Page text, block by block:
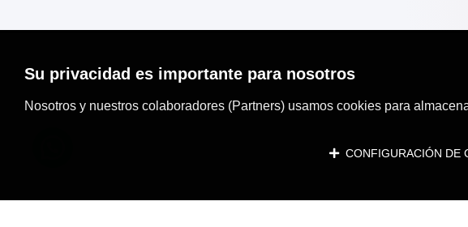
Su privacidad es importante para nosotros
Nosotros y nuestros colaboradores (Partners) usamos cookies para
CONFIGURACIÓN DE